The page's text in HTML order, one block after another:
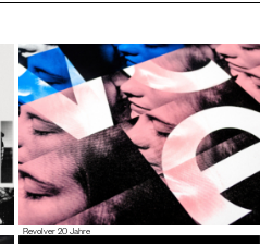
Revolver 20 Jahre